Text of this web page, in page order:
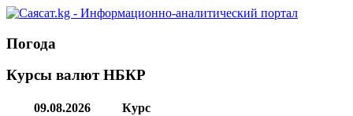
Погода
Курсы валют НБКР
09.08.2026
Курс